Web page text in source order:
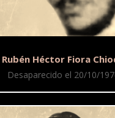
Rubén Héctor Fiora
Desaparecido el 20/10/